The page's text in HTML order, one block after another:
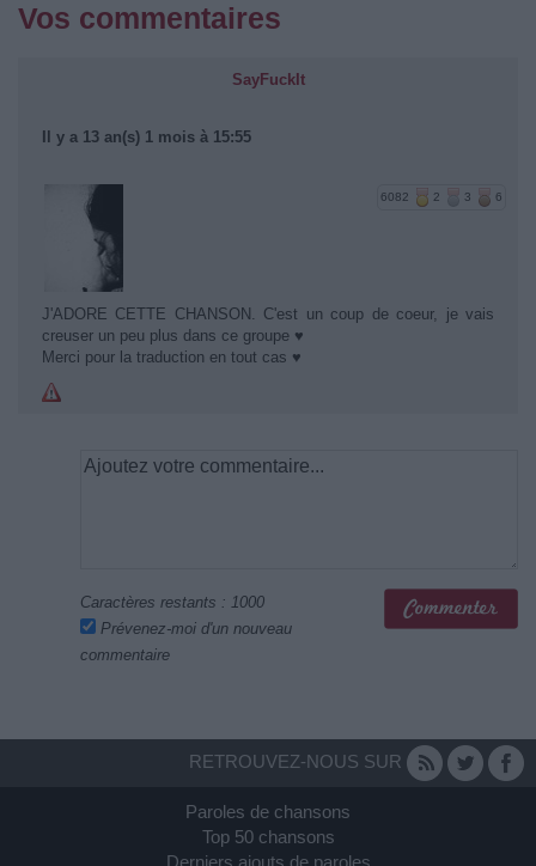
Vos commentaires
SayFuckIt
Il y a 13 an(s) 1 mois à 15:55
6082 2 3 6
J'ADORE CETTE CHANSON. C'est un coup de coeur, je vais
creuser un peu plus dans ce groupe ♥
Merci pour la traduction en tout cas ♥
Caractères restants : 1000
Prévenez-moi d'un nouveau
commentaire
RETROUVEZ-NOUS SUR
Paroles de chansons
Top 50 chansons